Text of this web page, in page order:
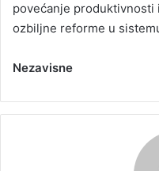
povećanje produktivnosti
ozbiljne reforme u
Nezavisne